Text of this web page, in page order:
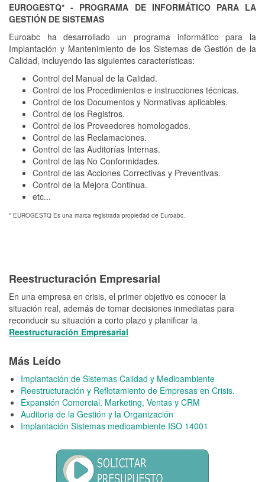
EUROGESTQ* - PROGRAMA DE INFORMÁTICO PARA LA
GESTIÓN DE SISTEMAS
Euroabc ha desarrollado un programa informático para la
Implantación y Mantenimiento de los Sistemas de Gestión de la
Calidad, incluyendo las siguientes características:
Control del Manual de la Calidad.
Control de los Procedimientos e instrucciones técnicas.
Control de los Documentos y Normativas aplicables.
Control de los Registros.
Control de los Proveedores homologados.
Control de las Reclamaciones.
Control de las Auditorías Internas.
Control de las No Conformidades.
Control de las Acciones Correctivas y Preventivas.
Control de la Mejora Continua.
etc...
* EUROGESTQ Es una marca registrada propiedad de Euroabc.
Reestructuración Empresarial
En una empresa en crisis, el primer objetivo es conocer la
situación real, además de tomar decisiones inmediatas para
reconducir su situación a corto plazo y planificar la
Reestructuración Empresarial
Más Leído
Implantación de Sistemas Calidad y Medioambiente
Reestructuración y Reflotamiento de Empresas en Crisis.
Expansión Comercial, Marketing, Ventas y CRM
Auditoria de la Gestión y la Organización
Implantación Sistemas medioambiente ISO 14001